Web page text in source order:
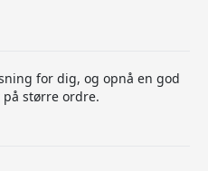
for dig, og opnå en god
større ordre.